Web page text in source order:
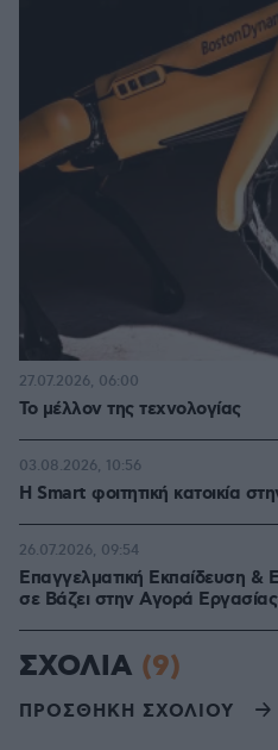
Το μέλλον της τεχνολογίας
27.07.2026, 06:00
Η Smart φοιτητική κατοικία
03.08.2026, 10:56
Επαγγελματική Εκπαίδευση &
σε Bάζει στην Aγορά Eργασίας
26.07.2026, 09:54
ΣΧΟΛΙΑ (9)
ΠΡΟΣΘΗΚΗ ΣΧΟΛΙΟΥ